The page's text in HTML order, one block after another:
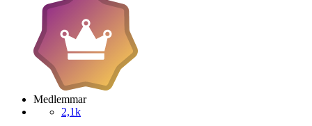
Medlemmar
2,1k